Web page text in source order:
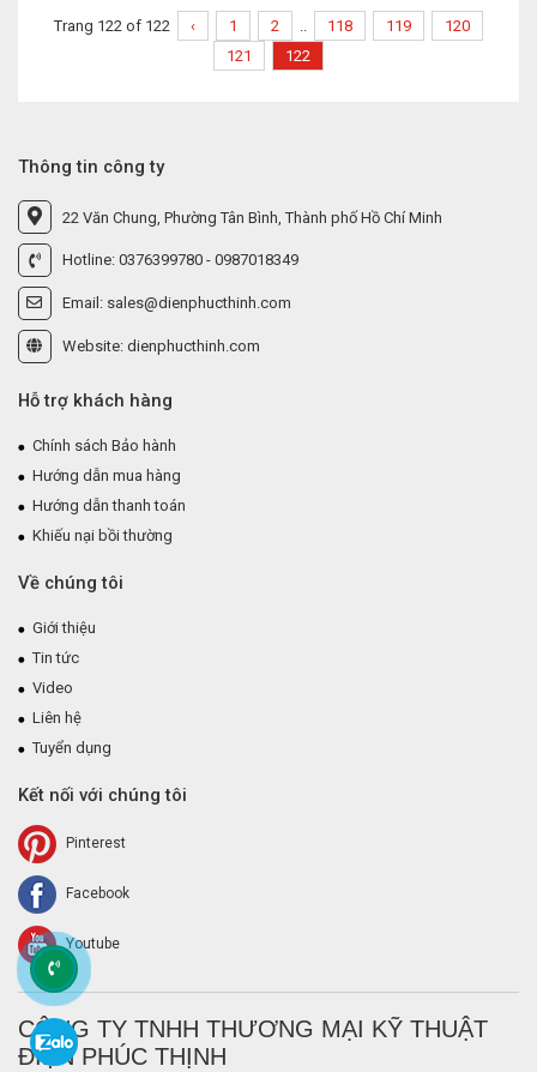
Trang 122 of 122 ‹ 1 2 .. 118 119
120
121
122
Thông tin công ty
22 Văn Chung, Phường Tân Bình, Thành phố Hồ Chí Minh
Hotline: 0376399780 - 0987018349
Email: sales@dienphucthinh.com
Website: dienphucthinh.com
Hỗ trợ khách hàng
Chính sách Bảo hành
Hướng dẫn mua hàng
Hướng dẫn thanh toán
Khiếu nại bồi thường
Về chúng tôi
Giới thiệu
Tin tức
Video
Liên hệ
Tuyển dụng
Kết nối với chúng tôi
Pinterest
Facebook
Youtube
CÔNG TY TNHH THƯƠNG MẠI KỸ THUẬT
ĐIỆN PHÚC THỊNH